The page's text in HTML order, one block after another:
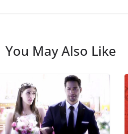
You May Also Like